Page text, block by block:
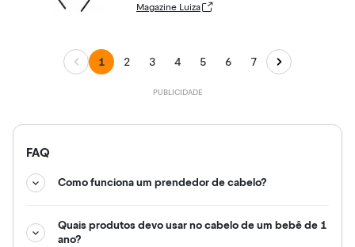
Magazine Luiza
1 2 3 4 5 6 7
FAQ
Como funciona um prendedor de cabelo?
Quais produtos devo usar no cabelo de um bebê de 1
ano?